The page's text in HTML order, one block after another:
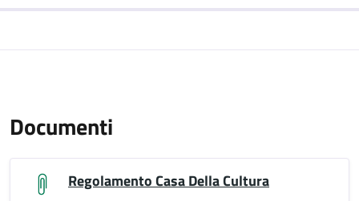
Documenti
Regolamento Casa Della Cultura